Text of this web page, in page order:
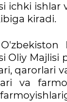
ichki
kiradi.
Oliy
qarorlari
va